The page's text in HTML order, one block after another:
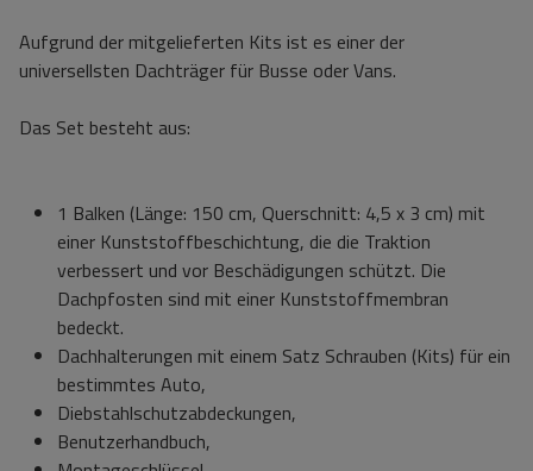
Aufgrund der mitgelieferten Kits ist es einer der
universellsten Dachträger für Busse oder Vans.
Das Set besteht aus:
1 Balken (Länge: 150 cm, Querschnitt: 4,5 x 3 cm) mit
einer Kunststoffbeschichtung, die die Traktion
verbessert und vor Beschädigungen schützt. Die
Dachpfosten sind mit einer Kunststoffmembran
bedeckt.
Dachhalterungen mit einem Satz Schrauben (Kits) für ein
bestimmtes Auto,
Diebstahlschutzabdeckungen,
Benutzerhandbuch,